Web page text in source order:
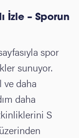
İzle – Sporun
spor
sunuyor.
ve daha
daha
S